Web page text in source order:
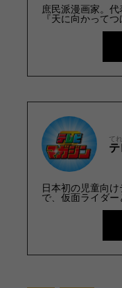
庶民派漫画家。
『天に向かって
て『えの素 THE
ンジ』を連載中
て
日本初の児童向
で、仮面ライダ
と付録の詳細は
児童・少年・少
『たのしい幼稚
レンド』に次い
X（旧Twitter）